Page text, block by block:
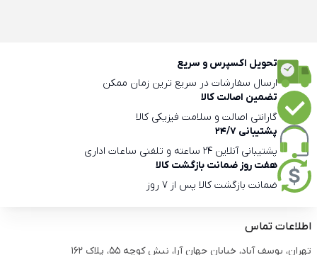
تحویل اکسپرس و سریع
ارسال سفارشات در سریع ترین زمان ممکن
تضمین اصالت کالا
گارانتی اصالت و سلامت فیزیکی کالا
پشتیبانی 24/7
پشتیبانی آنلاین 24 ساعته و تلفنی ساعات اداری
هفت روز ضمانت بازگشت کالا
ضمانت بازگشت کالا پس از 7 روز
اطلاعات تماس
تهران، یوسف آباد، خیابان جهان آرا، نبش کوچه 55، پلاک 162